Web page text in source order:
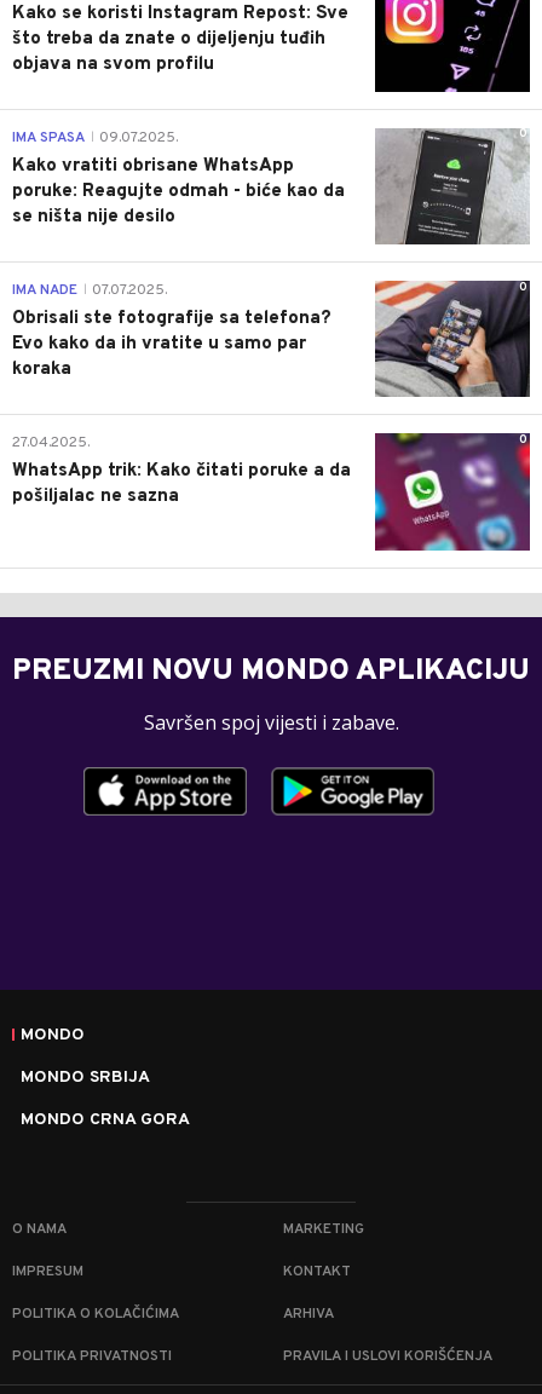
Kako se koristi Instagram Repost: Sve
što treba da znate o dijeljenju tuđih
objava na svom profilu
0
IMA SPASA 09.07.2025.
Kako vratiti obrisane WhatsApp
poruke: Reagujte odmah - biće kao da
se ništa nije desilo
0
IMA NADE 07.07.2025.
Obrisali ste fotografije sa telefona?
Evo kako da ih vratite u samo par
koraka
0
27.04.2025.
WhatsApp trik: Kako čitati poruke a da
pošiljalac ne sazna
PREUZMI NOVU MONDO APLIKACIJU
Savršen spoj vijesti i zabave.
MONDO
MONDO SRBIJA
MONDO CRNA GORA
O NAMA MARKETING
IMPRESUM KONTAKT
POLITIKA O KOLAČIĆIMA ARHIVA
POLITIKA PRIVATNOSTI PRAVILA I USLOVI KORIŠĆENJA